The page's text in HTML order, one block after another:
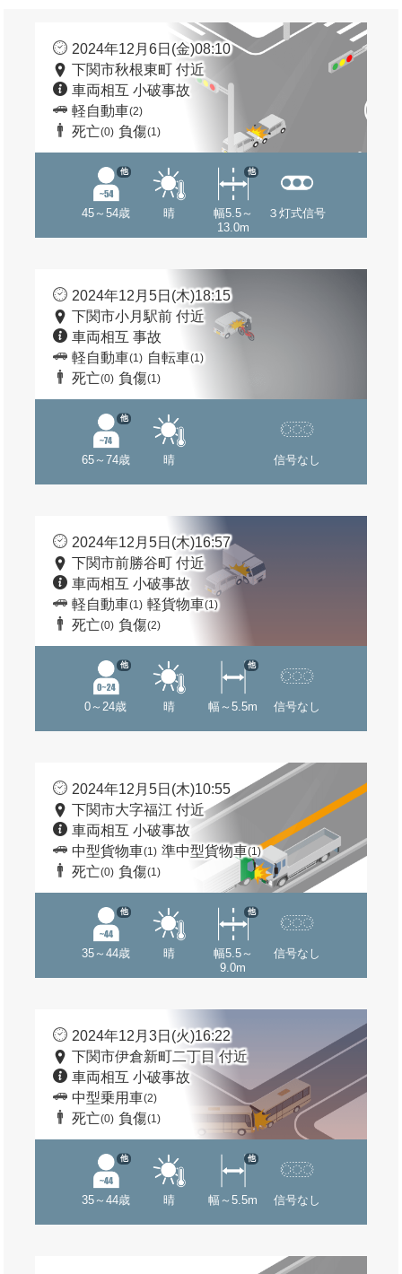
2024年12月6日(金)08:10
下関市秋根東町 付近
車両相互 小破事故
軽自動車(2)
死亡(0) 負傷(1)
45～54歳
他
晴
幅5.5～
13.0m
他
３灯式信号
2024年12月5日(木)18:15
下関市小月駅前 付近
車両相互 事故
軽自動車(1) 自転車(1)
死亡(0) 負傷(1)
65～74歳
他
晴 信号なし
2024年12月5日(木)16:57
下関市前勝谷町 付近
車両相互 小破事故
軽自動車(1) 軽貨物車(1)
死亡(0) 負傷(2)
0～24歳
他
晴 幅～5.5m
他
信号なし
2024年12月5日(木)10:55
下関市大字福江 付近
車両相互 小破事故
中型貨物車(1) 準中型貨物車(1)
死亡(0) 負傷(1)
35～44歳
他
晴
幅5.5～
9.0m
他
信号なし
2024年12月3日(火)16:22
下関市伊倉新町二丁目 付近
車両相互 小破事故
中型乗用車(2)
死亡(0) 負傷(1)
35～44歳
他
晴 幅～5.5m
他
信号なし